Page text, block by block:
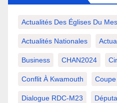
Actualités Des Églises Du
Actualités Nationales
Business CHAN2024
Conflit À Kwamouth
Dialogue RDC-M23